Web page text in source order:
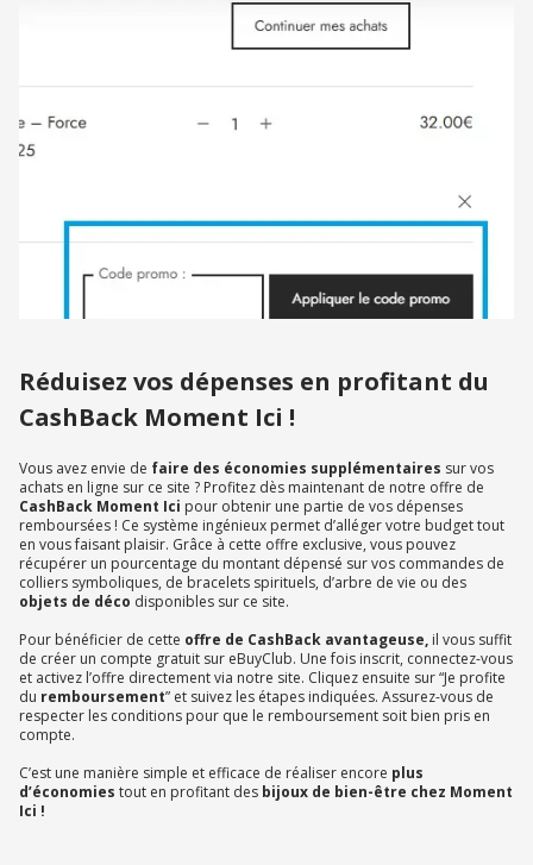
Réduisez vos dépenses en profitant du
CashBack Moment Ici !
Vous avez envie de faire des économies supplémentaires sur vos
achats en ligne sur ce site ? Profitez dès maintenant de notre offre de
CashBack Moment Ici pour obtenir une partie de vos dépenses
remboursées ! Ce système ingénieux permet d’alléger votre budget tout
en vous faisant plaisir. Grâce à cette offre exclusive, vous pouvez
récupérer un pourcentage du montant dépensé sur vos commandes de
colliers symboliques, de bracelets spirituels, d’arbre de vie ou des
objets de déco disponibles sur ce site.
Pour bénéficier de cette offre de CashBack avantageuse, il vous suffit
de créer un compte gratuit sur eBuyClub. Une fois inscrit, connectez-vous
et activez l’offre directement via notre site. Cliquez ensuite sur “Je profite
du remboursement” et suivez les étapes indiquées. Assurez-vous de
respecter les conditions pour que le remboursement soit bien pris en
compte.
C’est une manière simple et efficace de réaliser encore plus
d’économies tout en profitant des bijoux de bien-être chez Moment
Ici !